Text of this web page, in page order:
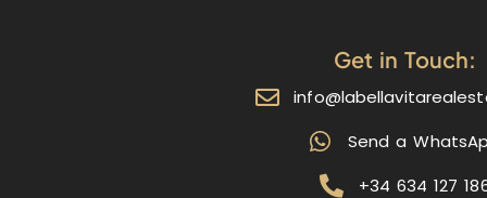
Get in Touch:
Send a
+34 634 127